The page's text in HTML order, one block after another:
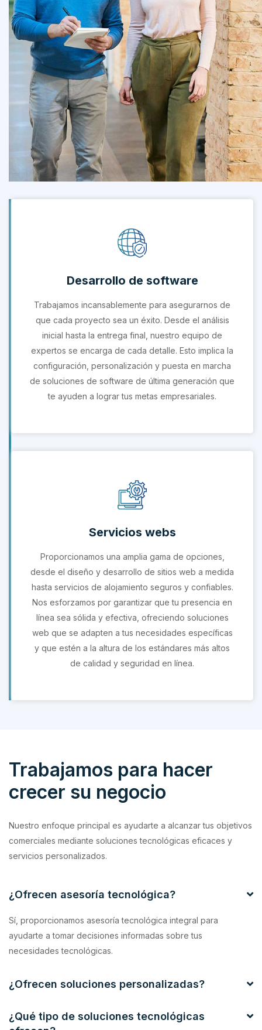
Desarrollo de software
Trabajamos incansablemente para asegurarnos de
que cada proyecto sea un éxito. Desde el análisis
inicial hasta la entrega final, nuestro equipo de
expertos se encarga de cada detalle. Esto implica la
configuración, personalización y puesta en marcha
de soluciones de software de última generación que
te ayuden a lograr tus metas empresariales.
Servicios webs
Proporcionamos una amplia gama de opciones,
desde el diseño y desarrollo de sitios web a medida
hasta servicios de alojamiento seguros y confiables.
Nos esforzamos por garantizar que tu presencia en
línea sea sólida y efectiva, ofreciendo soluciones
web que se adapten a tus necesidades específicas
y que estén a la altura de los estándares más altos
de calidad y seguridad en línea.
Trabajamos para hacer
crecer su negocio
Nuestro enfoque principal es ayudarte a alcanzar tus objetivos
comerciales mediante soluciones tecnológicas eficaces y
servicios personalizados.
¿Ofrecen asesoría tecnológica?
Sí, proporcionamos asesoría tecnológica integral para
ayudarte a tomar decisiones informadas sobre tus
necesidades tecnológicas.
¿Ofrecen soluciones personalizadas?
¿Qué tipo de soluciones tecnológicas